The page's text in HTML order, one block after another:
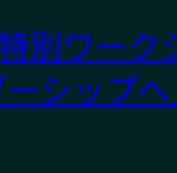
別ワー
シップへ